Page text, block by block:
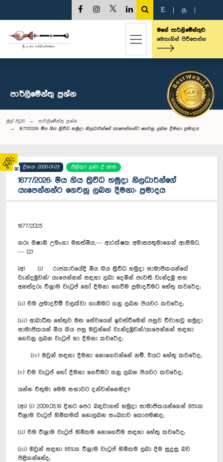
02
E த
මගේ පාර්ලිමේන්තුව
මෙතැනින් පිවිසෙන්න
පාර්ලි‌මේන්තු‌ ප්‍රශ්න
මුල් පිටුව
පාර්ලි‌මේන්තු‌ ප්‍රශ්න
1677/2026: මිය ගිය ත්‍රිවිධ හමුදා නිලධාරින්ගේ යැපෙන්නන්ට ගෙවනු ලබන දීමනා: ප්‍රමාදය
දිනය: 2026-01-23 පිළිතුර ලබා දී ඇත
1677/2026: මිය ගිය ත්‍රිවිධ හමුදා නිලධාරින්ගේ
යැපෙන්නන්ට ගෙවනු ලබන දීමනා: ප්‍රමාදය
1677/2025
ගරු ඔෂානි උමංගා මහත්මිය,— ආරක්ෂක අමාත්‍යතුමාගෙන් ඇසීමට,
— (2)
(අ) (i) රාජකාරියේදී මිය ගිය ත්‍රිවිධ හමුදා සාමාජිකයන්ගේ
වැන්දඹුවන්/ යැපෙන්නන් සඳහා ලබා දෙමින් පැවති වැන්දඹු සහ
අනත්දරු විශ්‍රාම වැටුප් හෝ දීමනා ගෙවීම ප්‍රමාදවීමට හේතු කවරේද;
(ii) එම ප්‍රමාදවීම් වලක්වා ගැනීමට ගනු ලබන පියවර කවරේද;
(iii) ආබාධිත හේතුව මත සේවයෙන් ඉවත්වීමෙන් පසුව විවාහවූ හමුදා
සාමාජිකයන් මිය ගිය පසු ඔවුන්ගේ වැන්දඹුවන්/යැපෙන්නන් සඳහා
ගෙවනු ලබන වැටුප් හා දීමනා කවරේද;
(iv) ඔවුන් සඳහා දීමනා නොගෙවන්නේ නම්, එයට හේතු කවරේද;
(v) එම වැටුප් හෝ දීමනා ගෙවීමට ගනු ලබන පියවර කවරේද;
යන්න එතුමා මෙම සභාවට දන්වන්නෙහිද?
(ආ) (i) 2009.05.19 දිනට පෙර බඳවාගත් හමුදා සාමාජිකයන්ගෙන් 85%ක
විශ්‍රාම වැටුප් හිමිකමක් නොලබන සංඛ්‍යාව කොපමණද;
(ii) එම විශ්‍රාම වැටුප් හිමිකම නොගෙවීම සඳහා හේතු කවරේද;
(iii) ඔවුන් සඳහා 85%ක විශ්‍රාම වැටුප් හිමිකම ලබා දීම සුදුසු බව
පිළිගන්නේද;